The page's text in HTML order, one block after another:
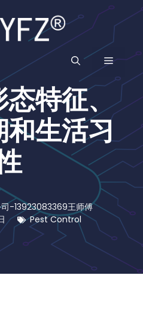
菜
单
态特征、
生活习
-13923083369王师傅
Pest Control